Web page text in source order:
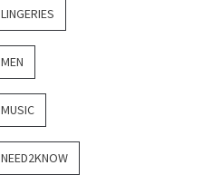
LINGERIES
MEN
MUSIC
NEED2KNOW